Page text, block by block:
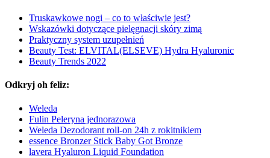
Truskawkowe nogi – co to właściwie jest?
Wskazówki dotyczące pielęgnacji skóry zimą
Praktyczny system uzupełnień
Beauty Test: ELVITAL(ELSEVE) Hydra Hyaluronic
Beauty Trends 2022
Odkryj oh feliz:
Weleda
Fulin Peleryna jednorazowa
Weleda Dezodorant roll-on 24h z rokitnikiem
essence Bronzer Stick Baby Got Bronze
lavera Hyaluron Liquid Foundation